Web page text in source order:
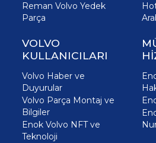
Reman Volvo Yedek
Parça
VOLVO
KULLANICILARI
Volvo Haber ve
Duyurular
Volvo Parça Montaj ve
Bilgiler
Enok Volvo NFT ve
Teknoloji